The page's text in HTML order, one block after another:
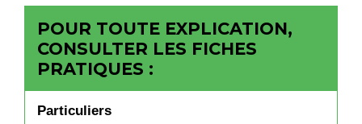
POUR TOUTE EXPLICATION,
CONSULTER LES FICHES
PRATIQUES :
Particuliers